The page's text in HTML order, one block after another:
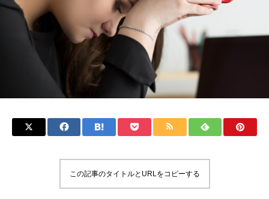
この記事のタイトルとURLをコピーする